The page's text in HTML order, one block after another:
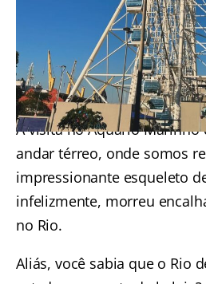
AquaRio RJ: como
aquário marinho
O AquaRio possui 26.000
andares.
A visita no Aquário Marinho
andar térreo, onde somos
impressionante esqueleto
infelizmente, morreu
no Rio.
Aliás, você sabia que o Rio